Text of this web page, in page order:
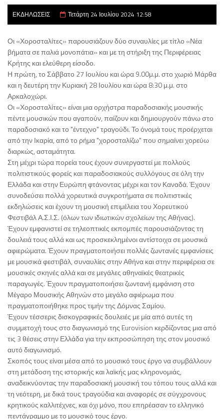
ΕΚΔΗΛΩΣΕΙΣ Τετάρτη 24 Ιουλίου 2024 12:58
Οι «Χοροσταλίτες» παρουσιάζουν δύο συναυλίες με τίτλο «Νέα
βήματα σε παλιά μονοπάτια» και με τη στήριξη της Περιφέρειας
Κρήτης και ελεύθερη είσοδο.
Η πρώτη, το Σάββατο 27 Ιουλίου και ώρα 9.00μ.μ. στο χωριό Μάρθα
και η δευτέρη την Κυριακή 28 Ιουλίου και ώρα 8:30 μ.μ. στο
Αρκαλοχώρι.
Οι «Χοροσταλίτες» είναι μια ορχήστρα παραδοσιακής μουσικής
πέντε μουσικών που αγαπούν, παίζουν και δημιουργούν πάνω στο
παραδοσιακό και το "έντεχνο" τραγούδι. Το όνομά τους προέρχεται
από την Ικαρία, από το ρήμα "χοροσταλίζω" που σημαίνει χορεύω
διαρκώς, ασταμάτητα.
Στη μέχρι τώρα πορεία τους έχουν συνεργαστεί με πολλούς
πολιτιστικούς φορείς και παραδοσιακούς συλλόγους σε όλη την
Ελλάδα και στην Ευρώπη φτάνοντας μέχρι και τον Καναδά. Έχουν
συνοδεύσει πολλά χορευτικά συγκροτήματα σε πολιτιστικές
εκδηλώσεις και έχουν τη μουσική επιμέλεια του Χορευτικού
Φεστιβάλ Α.Σ.Ι.Σ. (όλων των ιδιωτικών σχολείων της Αθήνας).
Έχουν εμφανιστεί σε τηλεοπτικές εκπομπές παρουσιάζοντας τη
δουλειά τους αλλά και ως προσκεκλημένοι αντίστοιχα σε μουσικά
αφιερώματα. Έχουν πραγματοποιήσει πολλές ζωντανές εμφανίσεις
με μουσικά φεστιβάλ, συναυλίες στην Αθήνα και στην περιφέρεια σε
μουσικές σκηνές αλλά και σε μεγάλες αθηναϊκές θεατρικές
παραγωγές. Έχουν πραγματοποιήσει ζωντανή εμφάνιση στο
Μέγαρο Μουσικής Αθηνών στο μεγάλο αφιέρωμα που
πραγματοποιήθηκε προς τιμήν της Δόμνας Σαμίου.
Έχουν τέσσερις δισκογραφικές δουλειές με μία από αυτές τη
συμμετοχή τους στο διαγωνισμό της Eurovision κερδίζοντας μια από
τις 3 θέσεις στην Ελλάδα για την εκπροσώπηση της στον μουσικό
αυτό διαγωνισμό.
Σκοπός τους είναι μέσα από το μουσικό τους έργο να συμβάλλουν
στη μετάδοση της ιστορικής και λαϊκής μας κληρονομιάς,
αναδεικνύοντας την παραδοσιακή μουσική του τόπου τους αλλά και
τη νεότερη, με δικά τους τραγούδια και αναφορές σε σύγχρονους
κρητικούς καλλιτέχνες, και όχι μόνο, που επηρέασαν το ελληνικό
πεντάγραμμο με το μουσικό τους έργο.